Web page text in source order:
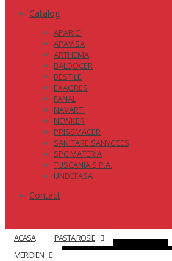
Catalog
APARICI
APAVISA
ARTHEMA
BALDOCER
BESTILE
EXAGRES
FANAL
NAVARTI
NEWKER
PRISSMACER
SANITARE SANYCCES
SPC MATERIA
TUSCANIA S.P.A.
UNDEFASA
Contact
ACASA PASTA ROSIE
MERIDIEN